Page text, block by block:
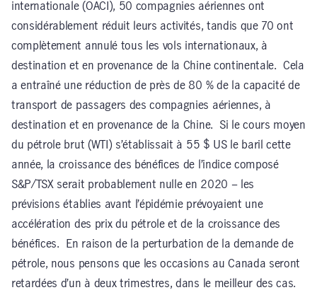
internationale (OACI), 50 compagnies aériennes ont
considérablement réduit leurs activités, tandis que 70 ont
complètement annulé tous les vols internationaux, à
destination et en provenance de la Chine continentale. Cela
a entraîné une réduction de près de 80 % de la capacité de
transport de passagers des compagnies aériennes, à
destination et en provenance de la Chine. Si le cours moyen
du pétrole brut (WTI) s’établissait à 55 $ US le baril cette
année, la croissance des bénéfices de l’indice composé
S&P/TSX serait probablement nulle en 2020 – les
prévisions établies avant l’épidémie prévoyaient une
accélération des prix du pétrole et de la croissance des
bénéfices. En raison de la perturbation de la demande de
pétrole, nous pensons que les occasions au Canada seront
retardées d’un à deux trimestres, dans le meilleur des cas.